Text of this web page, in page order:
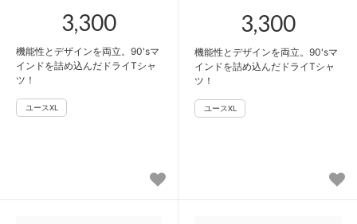
3,300
機能性とデザインを両立。90'sマ
インドを詰め込んだドライTシャ
ツ！
3,300
機能性とデザインを両立。90'sマ
インドを詰め込んだドライTシャ
ツ！